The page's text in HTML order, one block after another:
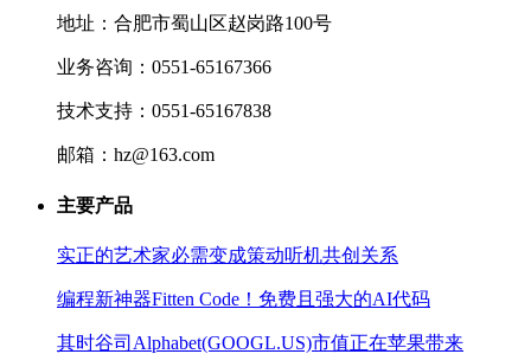
地址：合肥市蜀山区赵岗路100号
业务咨询：0551-65167366
技术支持：0551-65167838
邮箱：hz@163.com
主要产品
实正的艺术家必需变成策动听机共创关系
编程新神器Fitten Code！免费且强大的AI代码
其时谷司Alphabet(GOOGL.US)市值正在苹果带来